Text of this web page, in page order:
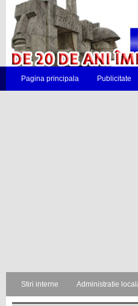
Pagina principala Publicitate
Stiri interne Administratie